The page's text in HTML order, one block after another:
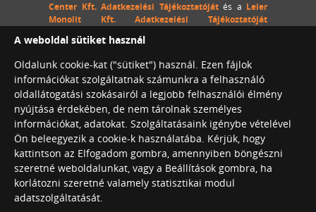
Center Kft. Adatkezelési Tájékoztatójátés a Leier
Monolit Kft. Adatkezelési Tájékoztatóját
Kft. és a Leier Monolit Kft. a megadott személyes
visszavonásig kezelje, a megadott e-mail címemre
hírlevelet küldjön.
Leier City Center Café
Konferenciaterem bérlés
A weboldal sütiket használ
Oldalunk cookie-kat ("sütiket") használ. Ezen fájlok
információkat szolgáltatnak számunkra a felhasználó
oldallátogatási szokásairól a legjobb felhasználói élmény
nyújtása érdekében, de nem tárolnak személyes
információkat, adatokat. Szolgáltatásaink igénybe vételével
Ön beleegyezik a cookie-k használatába. Kérjük, hogy
kattintson az Elfogadom gombra, amennyiben böngészni
szeretné weboldalunkat, vagy a Beállítások gombra, ha
korlátozni szeretné valamely statisztikai modul
adatszolgáltatását.